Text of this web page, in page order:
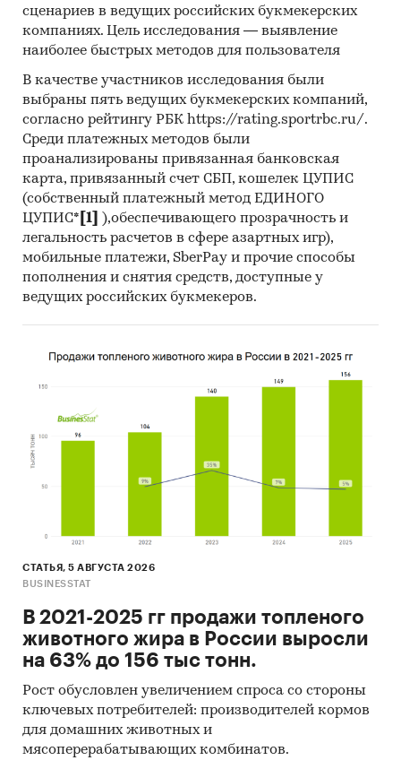
сценариев в ведущих российских букмекерских
компаниях. Цель исследования — выявление
наиболее быстрых методов для пользователя
В качестве участников исследования были
выбраны пять ведущих букмекерских компаний,
согласно рейтингу РБК https://rating.sportrbc.ru/.
Среди платежных методов были
проанализированы привязанная банковская
карта, привязанный счет СБП, кошелек ЦУПИС
(собственный платежный метод ЕДИНОГО
ЦУПИС* [1]
),обеспечивающего прозрачность и
легальность расчетов в сфере азартных игр),
мобильные платежи, SberPay и прочие способы
пополнения и снятия средств, доступные у
ведущих российских букмекеров.
СТАТЬЯ, 5 АВГУСТА 2026
BUSINESSTAT
В 2021-2025 гг продажи топленого
животного жира в России выросли
на 63% до 156 тыс тонн.
Рост обусловлен увеличением спроса со стороны
ключевых потребителей: производителей кормов
для домашних животных и
мясоперерабатывающих комбинатов.